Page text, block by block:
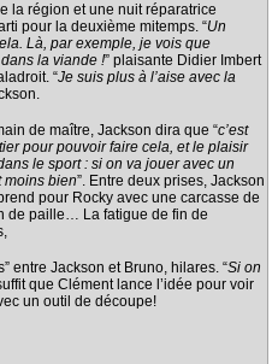
la région et une nuit réparatrice
pour la deuxième mitemps. “Un
Là, par exemple, je vois que
la viande !” plaisante Didier Imbert
“Je suis plus à l’aise avec la
de maître, Jackson dira que “c’est
pour pouvoir faire cela, et le plaisir
le sport : si on va jouer avec un
moins bien”. Entre deux prises, Jackson
pour Rocky avec une carcasse de
de paille… La fatigue de fin de
entre Jackson et Bruno, hilares. “Si on
que Clément lance l’idée pour voir
un outil de découpe!